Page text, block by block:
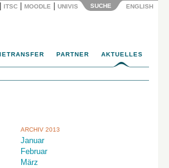
ITSC MOODLE UNIVIS SUCHE ENGLISH
PARTNER AKTUELLES
ARCHIV 2013
Januar
Februar
März